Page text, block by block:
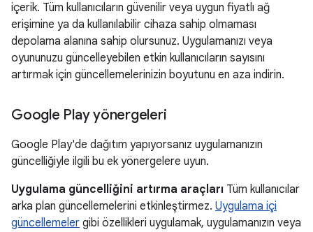
içerik. Tüm kullanıcıların güvenilir veya uygun fiyatlı ağ
erişimine ya da kullanılabilir cihaza sahip olmaması
depolama alanına sahip olursunuz. Uygulamanızı veya
oyununuzu güncelleyebilen etkin kullanıcıların sayısını
artırmak için güncellemelerinizin boyutunu en aza indirin.
Google Play yönergeleri
Google Play'de dağıtım yapıyorsanız uygulamanızın
güncelliğiyle ilgili bu ek yönergelere uyun.
Uygulama güncelliğini artırma araçları Tüm kullanıcılar
arka plan güncellemelerini etkinleştirmez. Uygulama içi
güncellemeler gibi özellikleri uygulamak, uygulamanızın veya